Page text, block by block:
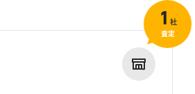
1 社
査定